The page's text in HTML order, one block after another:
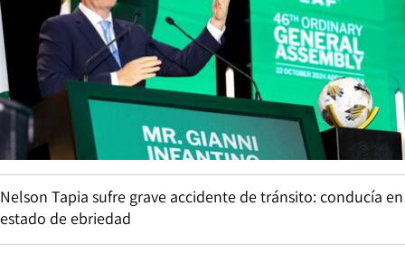
Nelson Tapia sufre grave accidente de tránsito: conducía en
estado de ebriedad